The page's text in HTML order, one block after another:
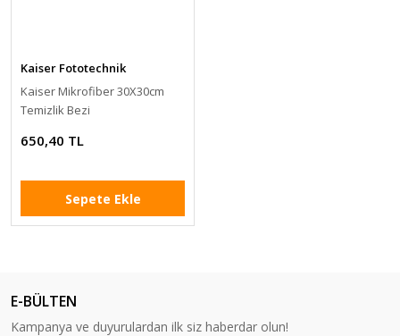
Kaiser Fototechnik
Kaiser Mikrofiber 30X30cm
Temizlik Bezi
650,40 TL
Sepete Ekle
E-BÜLTEN
Kampanya ve duyurulardan ilk siz haberdar olun!